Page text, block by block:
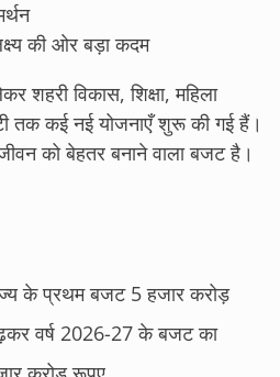
की ओर बड़ा कदम
शहरी विकास, शिक्षा, महिला
तक कई नई योजनाएँ शुरू की गई हैं।
को बेहतर बनाने वाला बजट है।
के प्रथम बजट 5 हजार करोड़
वर्ष 2026-27 के बजट का